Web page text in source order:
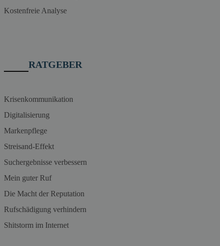
Kostenfreie Analyse
RATGEBER
Krisenkommunikation
Digitalisierung
Markenpflege
Streisand-Effekt
Suchergebnisse verbessern
Mein guter Ruf
Die Macht der Reputation
Rufschädigung verhindern
Shitstorm im Internet